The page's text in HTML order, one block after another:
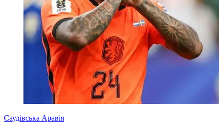
Саудівська Аравія